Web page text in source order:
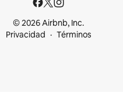
© 2026 Airbnb, Inc.
Privacidad
Términos